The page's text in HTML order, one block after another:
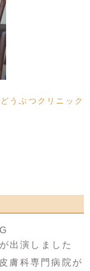
うぶつクリニック
出演しました
膚科専門病院が